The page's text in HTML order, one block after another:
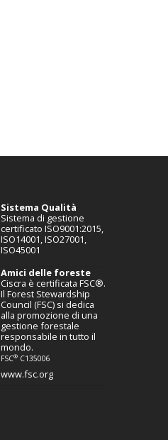
Sistema Qualità
Sistema di gestione
certificato ISO9001:2015,
ISO14001, ISO27001,
ISO45001
Amici delle foreste
Ciscra è certificata FSC®.
Il Forest Stewardship
Council (FSC) si dedica
alla promozione di una
gestione forestale
responsabile in tutto il
mondo.
FSC®C135006
www.fsc.org